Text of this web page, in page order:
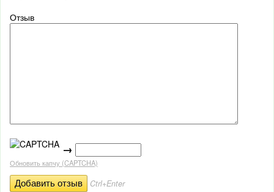
Отзыв
→
Обновить капчу (CAPTCHA)
Ctrl+Enter